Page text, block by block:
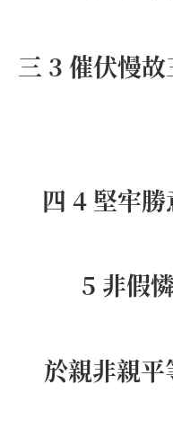
三 3 催伏慢
四 4 堅牢
5 非假
於親非親